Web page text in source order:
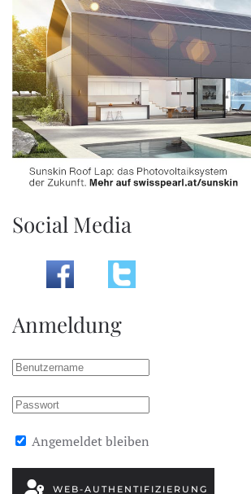
Social Media
Anmeldung
Angemeldet bleiben
WEB-AUTHENTIFIZIERUNG